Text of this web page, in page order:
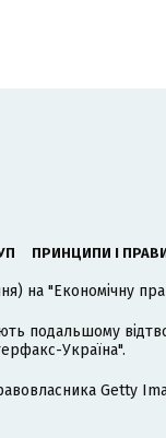
ПРИНЦИПИ І
на "Економічну
подальшому
Україна".
Getty